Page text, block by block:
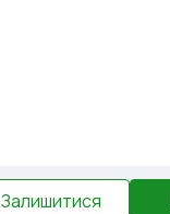
Залишитися